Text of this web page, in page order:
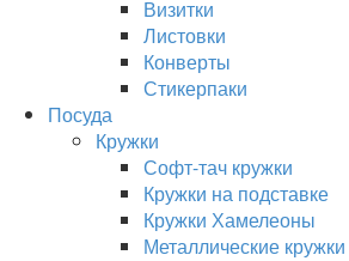
Визитки
Листовки
Конверты
Стикерпаки
Посуда
Кружки
Софт-тач кружки
Кружки на подставке
Кружки Хамелеоны
Металлические кружки